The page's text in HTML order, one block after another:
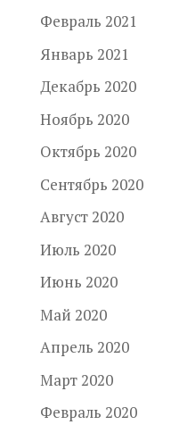
Февраль 2021
Январь 2021
Декабрь 2020
Ноябрь 2020
Октябрь 2020
Сентябрь 2020
Август 2020
Июль 2020
Июнь 2020
Май 2020
Апрель 2020
Март 2020
Февраль 2020